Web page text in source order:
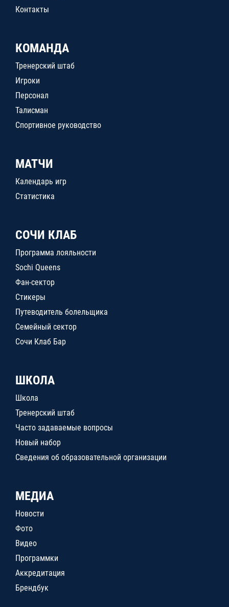
Контакты
КОМАНДА
Тренерский штаб
Игроки
Персонал
Талисман
Спортивное руководство
МАТЧИ
Календарь игр
Статистика
СОЧИ КЛАБ
Программа лояльности
Sochi Queens
Фан-сектор
Стикеры
Путеводитель болельщика
Семейный сектор
Сочи Клаб Бар
ШКОЛА
Школа
Тренерский штаб
Часто задаваемые вопросы
Новый набор
Сведения об образовательной организации
МЕДИА
Новости
Фото
Видео
Программки
Аккредитация
Брендбук